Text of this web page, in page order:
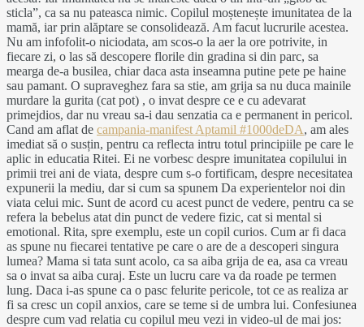
sticla”, ca sa nu pateasca nimic. Copilul moștenește imunitatea de la
mamă, iar prin alăptare se consolidează. Am facut lucrurile acestea.
Nu am infofolit-o niciodata, am scos-o la aer la ore potrivite, in
fiecare zi, o las să descopere florile din gradina si din parc, sa
mearga de-a busilea, chiar daca asta inseamna putine pete pe haine
sau pamant. O supraveghez fara sa stie, am grija sa nu duca mainile
murdare la gurita (cat pot) , o invat despre ce e cu adevarat
primejdios, dar nu vreau sa-i dau senzatia ca e permanent in pericol.
Cand am aflat de campania-manifest Aptamil #1000deDA, am ales
imediat să o susțin, pentru ca reflecta intru totul principiile pe care le
aplic in educatia Ritei. Ei ne vorbesc despre imunitatea copilului in
primii trei ani de viata, despre cum s-o fortificam, despre necesitatea
expunerii la mediu, dar si cum sa spunem Da experientelor noi din
viata celui mic. Sunt de acord cu acest punct de vedere, pentru ca se
refera la bebelus atat din punct de vedere fizic, cat si mental si
emotional. Rita, spre exemplu, este un copil curios. Cum ar fi daca
as spune nu fiecarei tentative pe care o are de a descoperi singura
lumea? Mama si tata sunt acolo, ca sa aiba grija de ea, asa ca vreau
sa o invat sa aiba curaj. Este un lucru care va da roade pe termen
lung. Daca i-as spune ca o pasc felurite pericole, tot ce as realiza ar
fi sa cresc un copil anxios, care se teme si de umbra lui. Confesiunea
despre cum vad relatia cu copilul meu vezi in video-ul de mai jos: